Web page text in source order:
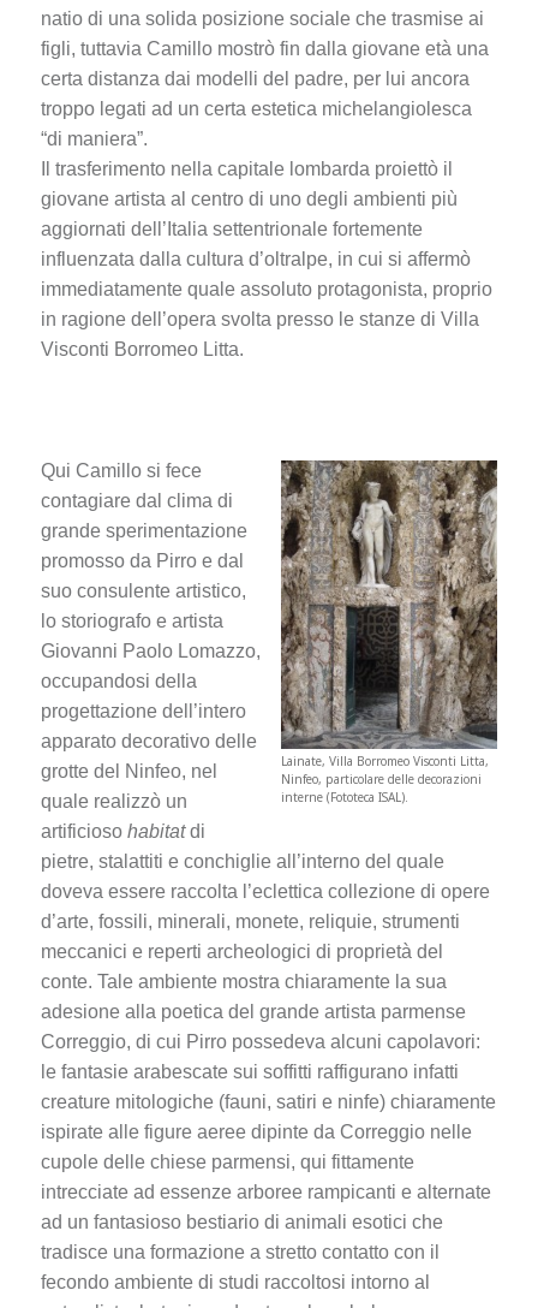
natio di una solida posizione sociale che trasmise ai
figli, tuttavia Camillo mostrò fin dalla giovane età una
certa distanza dai modelli del padre, per lui ancora
troppo legati ad un certa estetica michelangiolesca
“di maniera”.
Il trasferimento nella capitale lombarda proiettò il
giovane artista al centro di uno degli ambienti più
aggiornati dell’Italia settentrionale fortemente
influenzata dalla cultura d’oltralpe, in cui si affermò
immediatamente quale assoluto protagonista, proprio
in ragione dell’opera svolta presso le stanze di Villa
Visconti Borromeo Litta.
Lainate, Villa Borromeo Visconti Litta,
Ninfeo, particolare delle decorazioni
interne (Fototeca ISAL).
Qui Camillo si fece
contagiare dal clima di
grande sperimentazione
promosso da Pirro e dal
suo consulente artistico,
lo storiografo e artista
Giovanni Paolo Lomazzo,
occupandosi della
progettazione dell’intero
apparato decorativo delle
grotte del Ninfeo, nel
quale realizzò un
artificiosohabitatdi
pietre, stalattiti e conchiglie all’interno del quale
doveva essere raccolta l’eclettica collezione di opere
d’arte, fossili, minerali, monete, reliquie, strumenti
meccanici e reperti archeologici di proprietà del
conte. Tale ambiente mostra chiaramente la sua
adesione alla poetica del grande artista parmense
Correggio, di cui Pirro possedeva alcuni capolavori:
le fantasie arabescate sui soffitti raffigurano infatti
creature mitologiche (fauni, satiri e ninfe) chiaramente
ispirate alle figure aeree dipinte da Correggio nelle
cupole delle chiese parmensi, qui fittamente
intrecciate ad essenze arboree rampicanti e alternate
ad un fantasioso bestiario di animali esotici che
tradisce una formazione a stretto contatto con il
fecondo ambiente di studi raccoltosi intorno al